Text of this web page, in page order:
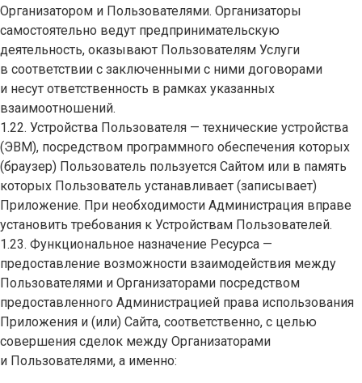
Организатором и Пользователями. Организаторы
самостоятельно ведут предпринимательскую
деятельность, оказывают Пользователям Услуги
в соответствии с заключенными с ними договорами
и несут ответственность в рамках указанных
взаимоотношений.
1.22. Устройства Пользователя — технические устройства
(ЭВМ), посредством программного обеспечения которых
(браузер) Пользователь пользуется Сайтом или в память
которых Пользователь устанавливает (записывает)
Приложение. При необходимости Администрация вправе
установить требования к Устройствам Пользователей.
1.23. Функциональное назначение Ресурса —
предоставление возможности взаимодействия между
Пользователями и Организаторами посредством
предоставленного Администрацией права использования
Приложения и (или) Сайта, соответственно, с целью
совершения сделок между Организаторами
и Пользователями, а именно: